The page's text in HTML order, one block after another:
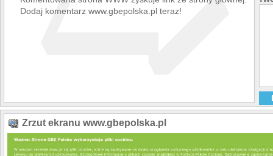
Dodaj komentarz www.gbepolska.pl teraz!
Zrzut ekranu www.gbepolska.pl